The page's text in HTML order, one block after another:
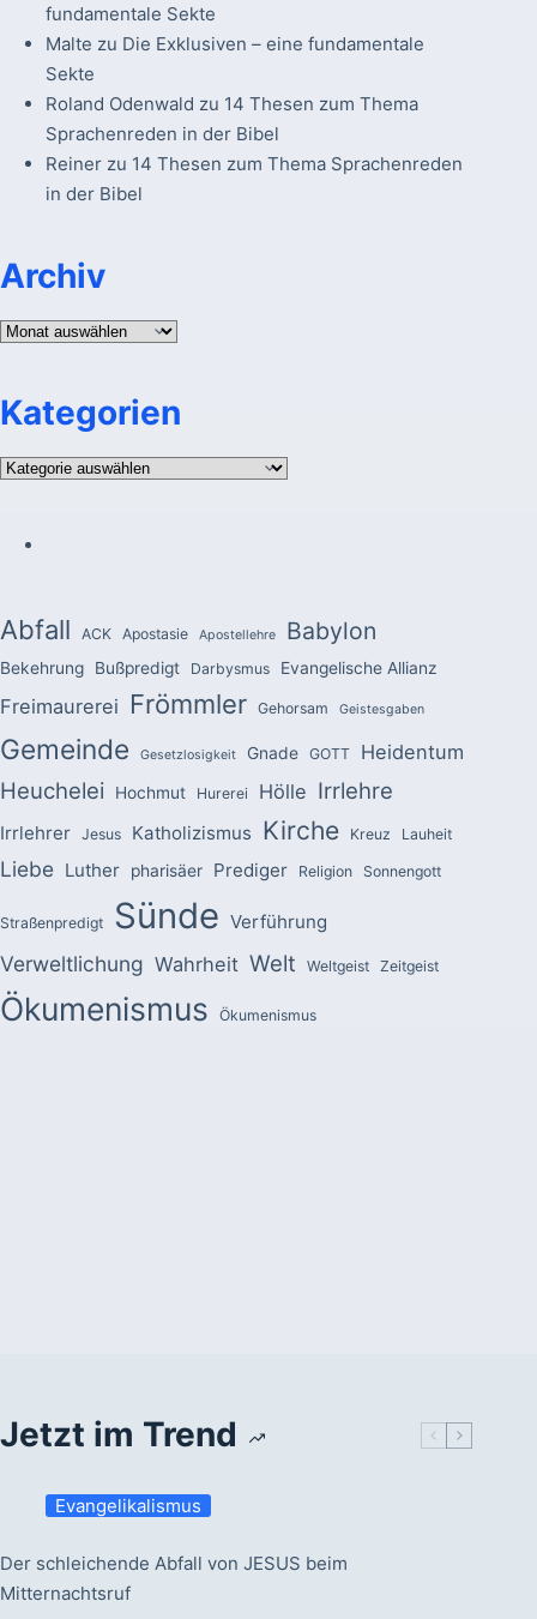
fundamentale Sekte
Malte zu Die Exklusiven – eine fundamentale
Sekte
Roland Odenwald zu 14 Thesen zum Thema
Sprachenreden in der Bibel
Reinerzu 14 Thesen zum Thema Sprachenreden
in der Bibel
Archiv
Archiv
Kategorien
Kategorien
Abfall ACK Apostasie Apostellehre Babylon
Bekehrung Bußpredigt Darbysmus Evangelische Allianz
Freimaurerei Frömmler Gehorsam Geistesgaben
Gemeinde Gesetzlosigkeit Gnade GOTT Heidentum
Heuchelei Hochmut Hurerei Hölle Irrlehre
Irrlehrer Jesus Katholizismus Kirche Kreuz Lauheit
Liebe Luther pharisäer Prediger Religion Sonnengott
Straßenpredigt Sünde Verführung
Verweltlichung Wahrheit Welt Weltgeist Zeitgeist
Ökumenismus Ökumenismus
Jetzt im Trend
Evangelikalismus
Der schleichende Abfall von JESUS beim
Mitternachtsruf